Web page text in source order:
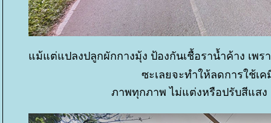
ม้แต่แปลงปลูกผักกางมุ้ง ป้องกันเชื้อราน้ำค้าง เพ
ซะเลยจะทำให้ลดการใช้เ
ภาพทุกภาพ ไม่แต่งหรือปรับสีแสง